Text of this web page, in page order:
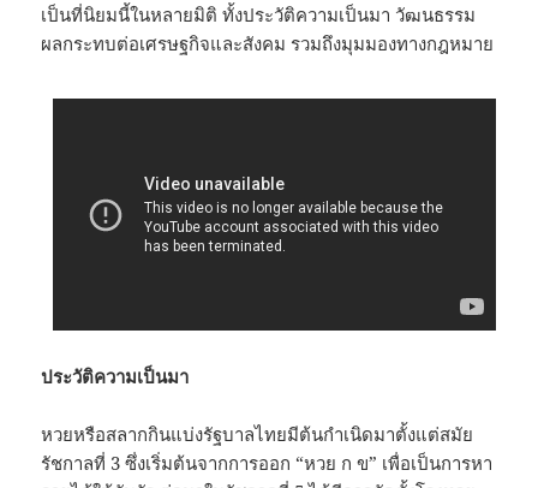
เป็นที่นิยมนี้ในหลายมิติ ทั้งประวัติความเป็นมา วัฒนธรรม
ผลกระทบต่อเศรษฐกิจและสังคม รวมถึงมุมมองทางกฎหมาย
ประวัติความเป็นมา
หวยหรือสลากกินแบ่งรัฐบาลไทยมีต้นกำเนิดมาตั้งแต่สมัย
รัชกาลที่ 3 ซึ่งเริ่มต้นจากการออก “หวย ก ข” เพื่อเป็นการหา